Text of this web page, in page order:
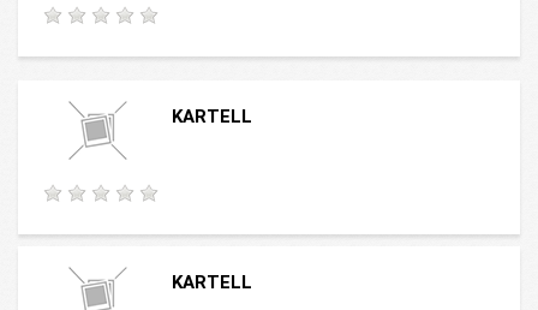
KARTELL
KARTELL